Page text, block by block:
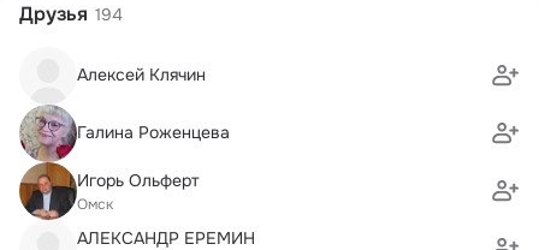
Друзья 194
Алексей Клячин
Галина Роженцева
Игорь Ольферт
Омск
АЛЕКСАНДР ЕРЕМИН